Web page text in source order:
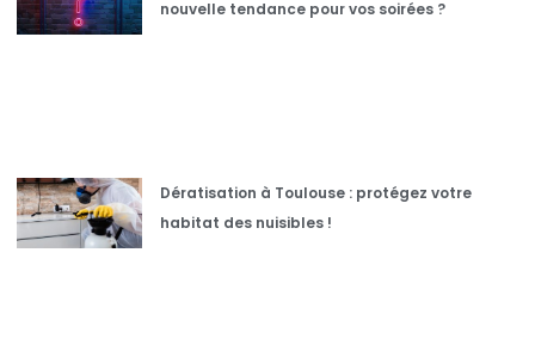
nouvelle tendance pour vos soirées ?
Dératisation à Toulouse : protégez votre
habitat des nuisibles !